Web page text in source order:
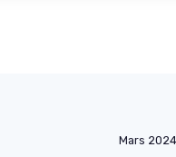
Mars 2024